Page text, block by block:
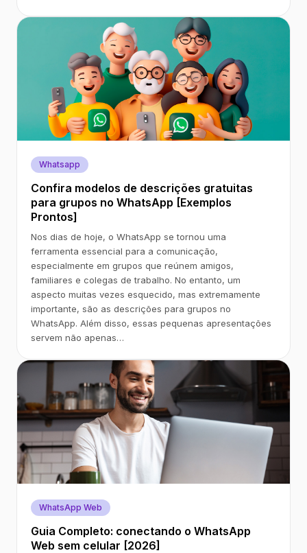
Whatsapp
Confira modelos de descrições gratuitas
para grupos no WhatsApp [Exemplos
Prontos]
Nos dias de hoje, o WhatsApp se tornou uma
ferramenta essencial para a comunicação,
especialmente em grupos que reúnem amigos,
familiares e colegas de trabalho. No entanto, um
aspecto muitas vezes esquecido, mas extremamente
importante, são as descrições para grupos no
WhatsApp. Além disso, essas pequenas apresentações
servem não apenas…
WhatsApp Web
Guia Completo: conectando o WhatsApp
Web sem celular [2026]